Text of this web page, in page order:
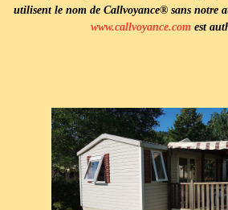
utilisent le nom de Callvoyance® sans notre
www.callvoyance.com est